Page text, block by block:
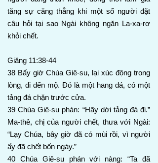
tăng sự căng thẳng khi một số người đặt
câu hỏi tại sao Ngài không ngăn La-xa-rơ
khỏi chết.
Giăng 11:38-44
38 Bấy giờ Chúa Giê-su, lại xúc động trong
lòng, đi đến mộ. Đó là một hang đá, có một
tảng đá chặn trước cửa.
39 Chúa Giê-su phán: “Hãy dời tảng đá đi.”
Ma-thê, chị của người chết, thưa với Ngài:
“Lạy Chúa, bây giờ đã có mùi rồi, vì người
ấy đã chết bốn ngày.”
40 Chúa Giê-su phán với nàng: “Ta đã